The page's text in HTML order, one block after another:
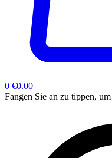
0 €0.00
Fangen Sie an zu tippen,